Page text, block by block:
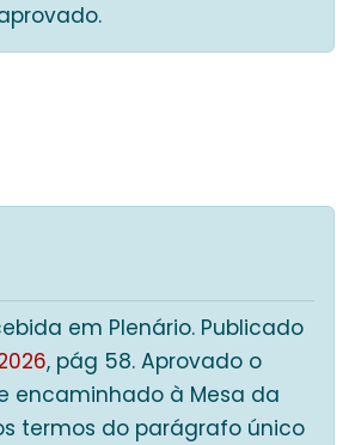
em Plenário. Publicado
, pág 58. Aprovado o
encaminhado à Mesa da
termos do parágrafo único